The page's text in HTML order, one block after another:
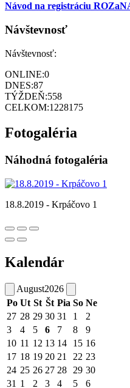
Návod na registráciu
Návštevnosť
Návštevnosť:
ONLINE:0
DNES:87
TÝŽDEŇ:558
CELKOM:1228175
Fotogaléria
Náhodná fotogaléria
18.8.2019 - Krpáčovo 1
Kalendár
August2026
Po Ut St Št Pia So Ne
27 28 29 30 31 1
2
3
4 5 6 7 8
9
10 11 12 13 14 15 16
17 18 19 20 21 22 23
24 25 26 27 28 29 30
31 1 2 3 4 5 6